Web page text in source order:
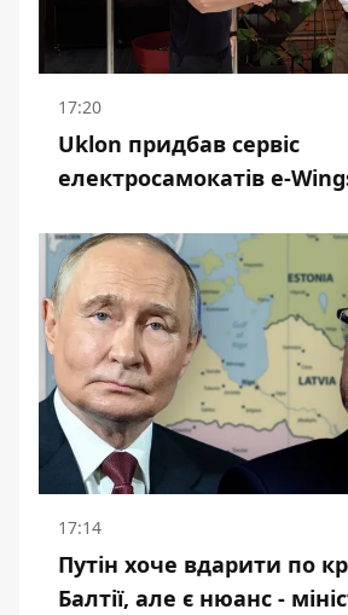
17:20
Uklon придбав сервіс
електросамокатів e-
17:14
Путін хоче вдарити по
Балтії, але є нюанс -